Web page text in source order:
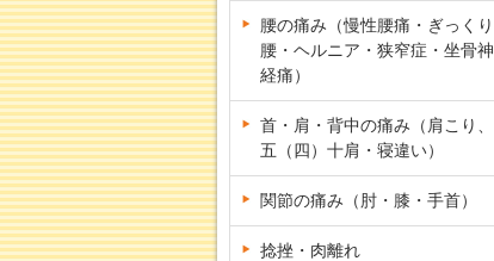
腰の痛み（慢性腰痛・ぎっくり
腰・ヘルニア・狭窄症・坐骨神
経痛）
首・肩・背中の痛み（肩こり、
五（四）十肩・寝違い）
関節の痛み（肘・膝・手首）
捻挫・肉離れ